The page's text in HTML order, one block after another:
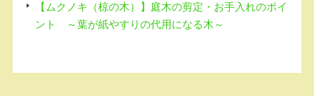
【ムクノキ（椋の木）】庭木の剪定・お手入れのポイ
ント ～葉が紙やすりの代用になる木～